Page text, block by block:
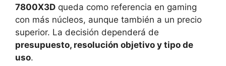
7800X3D queda como referencia en gaming
con más núcleos, aunque también a un precio
superior. La decisión dependerá de
presupuesto, resolución objetivo y tipo de
uso.